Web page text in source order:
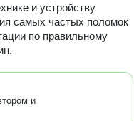
и устройству
самых частых поломок
по правильному
и